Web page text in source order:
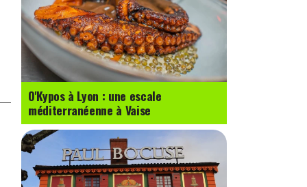
O'Kypos à Lyon : une escale
méditerranéenne à Vaise